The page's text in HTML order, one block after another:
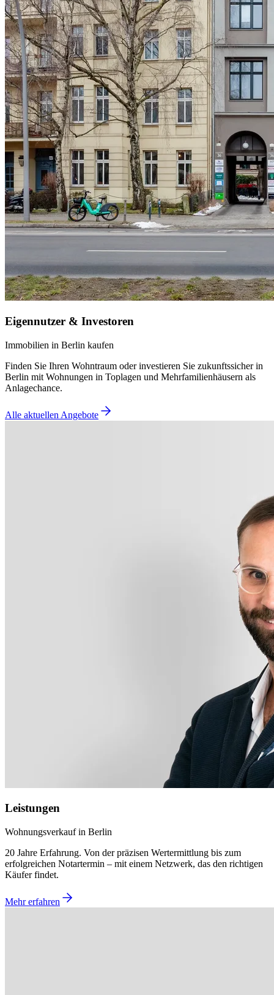
Eigennutzer & Investoren
Immobilien in Berlin kaufen
Finden Sie Ihren Wohntraum oder investieren Sie zukunftssicher in
Berlin mit Wohnungen in Toplagen und Mehrfamilienhäusern als
Anlagechance.
Alle aktuellen Angebote
Leistungen
Wohnungsverkauf in Berlin
20 Jahre Erfahrung. Von der präzisen Wertermittlung bis zum
erfolgreichen Notartermin – mit einem Netzwerk, das den richtigen
Käufer findet.
Mehr erfahren